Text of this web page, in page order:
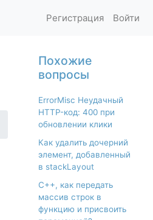
Регистрация Войти
Похожие
вопросы
ErrorMisc Неудачный
HTTP-код: 400 при
обновлении клики
Как удалить дочерний
элемент, добавленный
в stackLayout
С++, как передать
массив строк в
функцию и присвоить